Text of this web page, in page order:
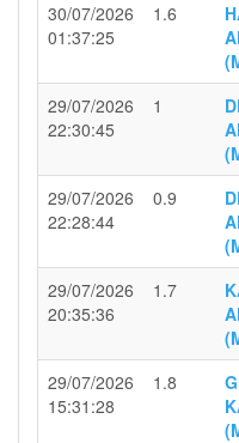
30/07/2026
01:37:25
1.6
29/07/2026
22:30:45
1
29/07/2026
22:28:44
0.9
29/07/2026
20:35:36
1.7
29/07/2026
15:31:28
1.8